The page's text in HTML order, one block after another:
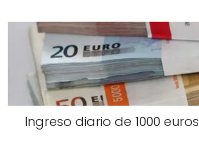
Ingreso diario de 1000 euros